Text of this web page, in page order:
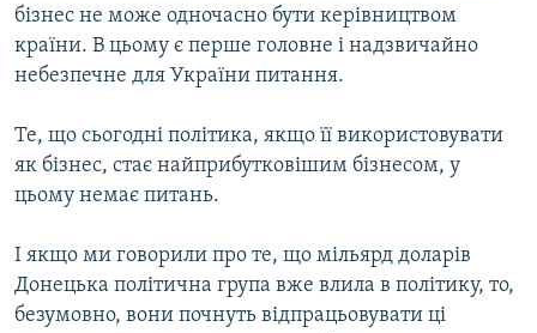
бізнес не може одночасно бути керівництвом
країни. В цьому є перше головне і надзвичайно
небезпечне для України питання.
Те, що сьогодні політика, якщо її використовувати
як бізнес, стає найприбутковішим бізнесом, у
цьому немає питань.
І якщо ми говорили про те, що мільярд доларів
Донецька політична група вже влила в політику, то,
безумовно, вони почнуть відпрацьовувати ці